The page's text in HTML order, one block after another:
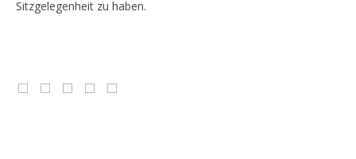
Sitzgelegenheit zu haben.